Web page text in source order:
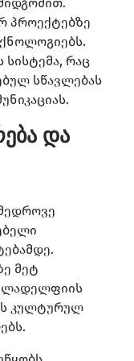
პროექტებზე
სისტემა, რაც
სწავლებას
და
მეტ
კულტურულ